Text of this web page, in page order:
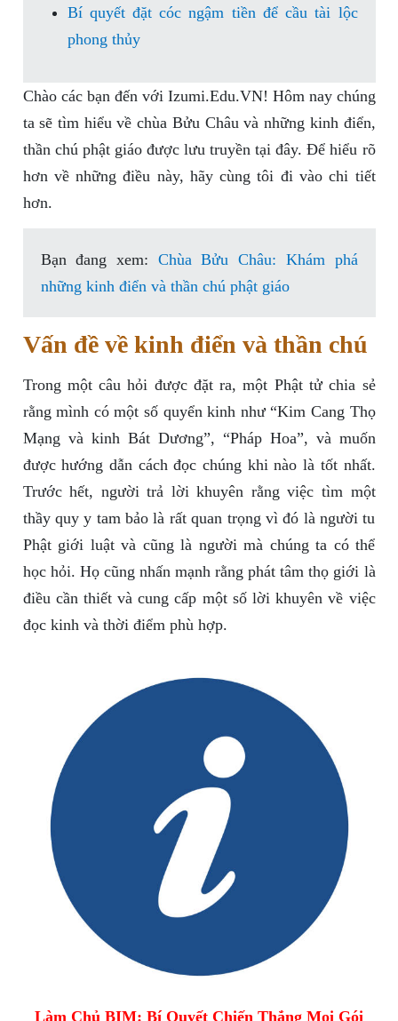
Bí quyết đặt cóc ngậm tiền để cầu tài lộc
phong thủy
Chào các bạn đến với Izumi.Edu.VN! Hôm nay chúng
ta sẽ tìm hiểu về chùa Bửu Châu và những kinh điển,
thần chú phật giáo được lưu truyền tại đây. Để hiểu rõ
hơn về những điều này, hãy cùng tôi đi vào chi tiết
hơn.
Bạn đang xem: Chùa Bửu Châu: Khám phá
những kinh điển và thần chú phật giáo
Vấn đề về kinh điển và thần chú
Trong một câu hỏi được đặt ra, một Phật tử chia sẻ
rằng mình có một số quyển kinh như “Kim Cang Thọ
Mạng và kinh Bát Dương”, “Pháp Hoa”, và muốn
được hướng dẫn cách đọc chúng khi nào là tốt nhất.
Trước hết, người trả lời khuyên rằng việc tìm một
thầy quy y tam bảo là rất quan trọng vì đó là người tu
Phật giới luật và cũng là người mà chúng ta có thể
học hỏi. Họ cũng nhấn mạnh rằng phát tâm thọ giới là
điều cần thiết và cung cấp một số lời khuyên về việc
đọc kinh và thời điểm phù hợp.
Làm Chủ BIM: Bí Quyết Chiến Thắng Mọi Gói